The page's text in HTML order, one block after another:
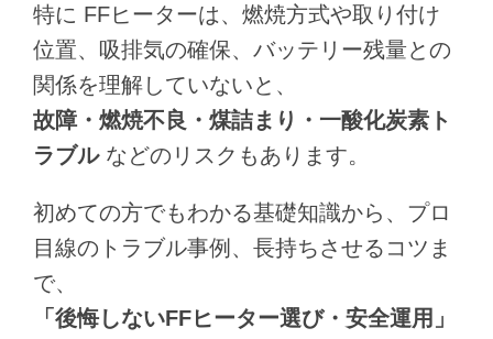
特に FFヒーターは、燃焼方式や取り付け
位置、吸排気の確保、バッテリー残量との
関係を理解していないと、
故障・燃焼不良・煤詰まり・一酸化炭素ト
ラブルなどのリスクもあります。
初めての方でもわかる基礎知識から、プロ
目線のトラブル事例、長持ちさせるコツま
で、
「後悔しないFFヒーター選び・安全運用」